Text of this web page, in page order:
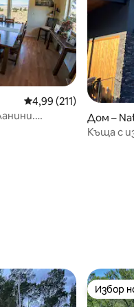
Средна оценка: 4,99
4,99 (211)
Дом –
Къща с
гостите Избор
Избор